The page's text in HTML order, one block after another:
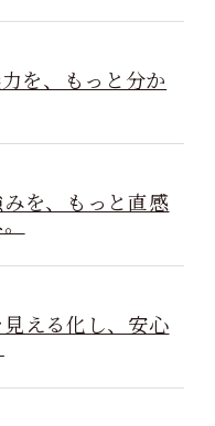
を、もっと分か
を、もっと直感
える化し、安心